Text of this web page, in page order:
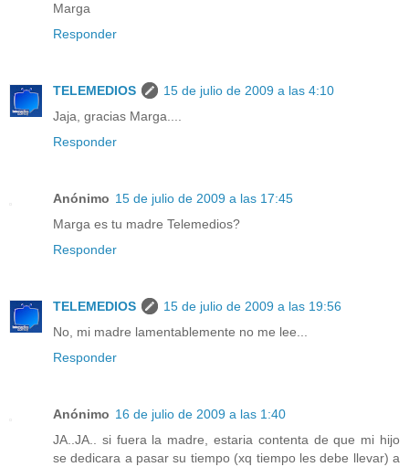
Marga
Responder
TELEMEDIOS
15 de julio de 2009 a las 4:10
Jaja, gracias Marga....
Responder
Anónimo 15 de julio de 2009 a las 17:45
Marga es tu madre Telemedios?
Responder
TELEMEDIOS
15 de julio de 2009 a las 19:56
No, mi madre lamentablemente no me lee...
Responder
Anónimo 16 de julio de 2009 a las 1:40
JA..JA.. si fuera la madre, estaria contenta de que mi hijo
se dedicara a pasar su tiempo (xq tiempo les debe llevar) a